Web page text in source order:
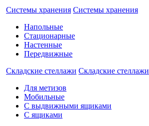
Системы хранения Системы хранения
Напольные
Стационарные
Настенные
Передвижные
Складские стеллажи Складские стеллажи
Для метизов
Мобильные
С выдвижными ящиками
С ящиками